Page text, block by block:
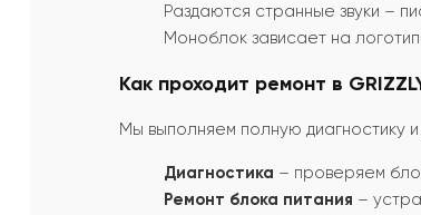
Раздаются странные звуки –
Моноблок зависает на
Как проходит ремонт в
Мы выполняем полную диагностику
Диагностика – проверяем
Ремонт блока питания –